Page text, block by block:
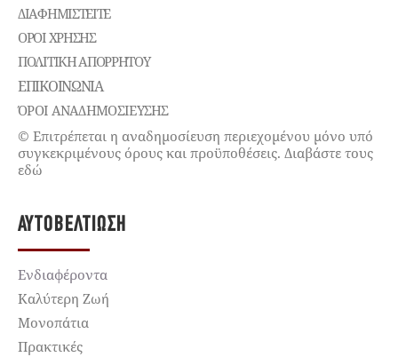
ΔΙΑΦΗΜΙΣΤΕΊΤΕ
ΌΡΟΙ ΧΡΉΣΗΣ
ΠΟΛΙΤΙΚΉ ΑΠΟΡΡΉΤΟΥ
ΕΠΙΚΟΙΝΩΝΊΑ
ΌΡΟΙ ΑΝΑΔΗΜΟΣΙΕΥΣΗΣ
© Επιτρέπεται η αναδημοσίευση περιεχομένου μόνο υπό
συγκεκριμένους όρους και προϋποθέσεις. Διαβάστε τους
εδώ
ΑΥΤΟΒΕΛΤΊΩΣΗ
Ενδιαφέροντα
Καλύτερη Ζωή
Μονοπάτια
Πρακτικές